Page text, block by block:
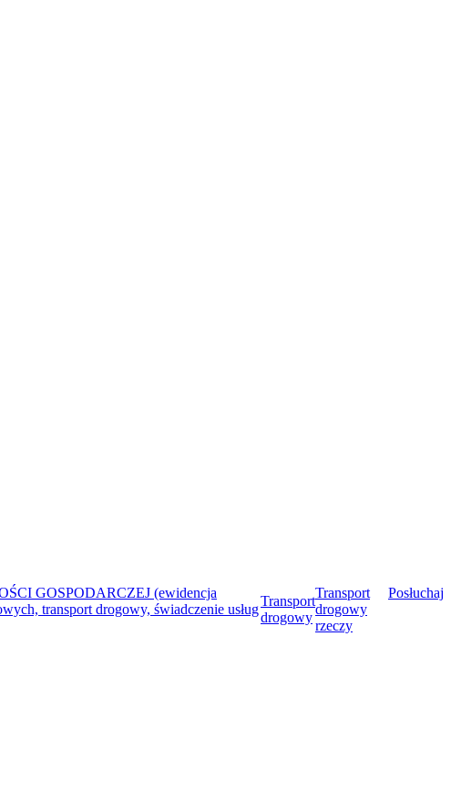
Posłuchaj
GOSPODARCZEJ (ewidencja
transport drogowy, świadczenie usług
Transport
drogowy
Transport
drogowy
rzeczy